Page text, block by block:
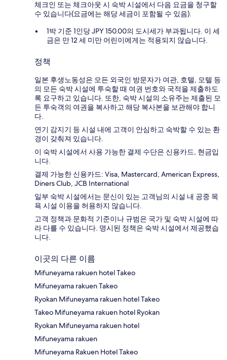
체크인 또는 체크아웃 시 숙박 시설에서 다음 요금을 청구할
수 있습니다(요금에는 해당 세금이 포함될 수 있음).
1박 기준 1인당 JPY 150.00의 도시세가 부과됩니다. 이 세
금은 만 12 세 미만 어린이에게는 적용되지 않습니다.
정책
일본 후생노동성은 모든 외국인 방문자가 여관, 호텔, 모텔 등
의 모든 숙박 시설에 투숙할 때 여권 번호와 국적을 제출하도
록 요구하고 있습니다. 또한, 숙박 시설의 소유주는 제출된 모
든 투숙객의 여권을 복사하고 해당 복사본을 보관해야 합니
다.
연기 감지기 등 시설 내에 고객이 안심하고 숙박할 수 있는 환
경이 갖춰져 있습니다.
이 숙박 시설에서 사용 가능한 결제 수단은 신용카드, 현금입
니다.
결제 가능한 신용카드: Visa, Mastercard, American Express,
Diners Club, JCB International
일부 숙박 시설에서는 문신이 있는 고객님의 시설 내 공중 목
욕 시설 이용을 허용하지 않습니다.
고객 정책과 문화적 기준이나 규범은 국가 및 숙박 시설에 따
라 다를 수 있습니다. 명시된 정책은 숙박 시설에서 제공했습
니다.
이곳의 다른 이름
Mifuneyama rakuen hotel Takeo
Mifuneyama rakuen Takeo
Ryokan Mifuneyama rakuen hotel Takeo
Takeo Mifuneyama rakuen hotel Ryokan
Ryokan Mifuneyama rakuen hotel
Mifuneyama rakuen
Mifuneyama Rakuen Hotel Takeo